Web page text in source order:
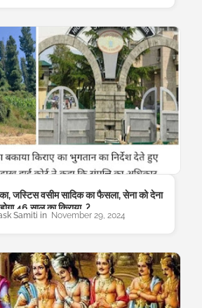
जस्टिस वसीम सादिक का फैसला, सेना को देना
होगा 46 साल का किराया..?
Samiti November 29, 2024